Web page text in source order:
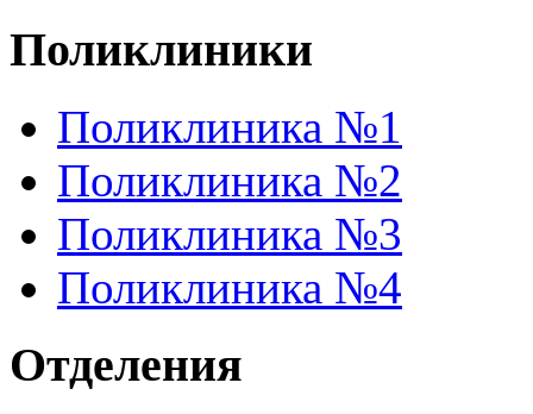
Поликлиники
Поликлиника №1
Поликлиника №2
Поликлиника №3
Поликлиника №4
Отделения